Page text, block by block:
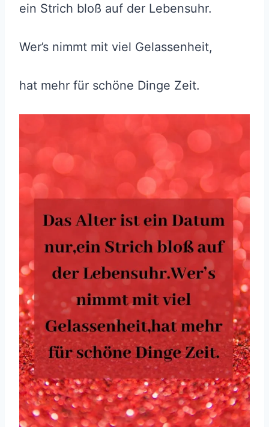
ein Strich bloß auf der Lebensuhr.
Wer’s nimmt mit viel Gelassenheit,
hat mehr für schöne Dinge Zeit.